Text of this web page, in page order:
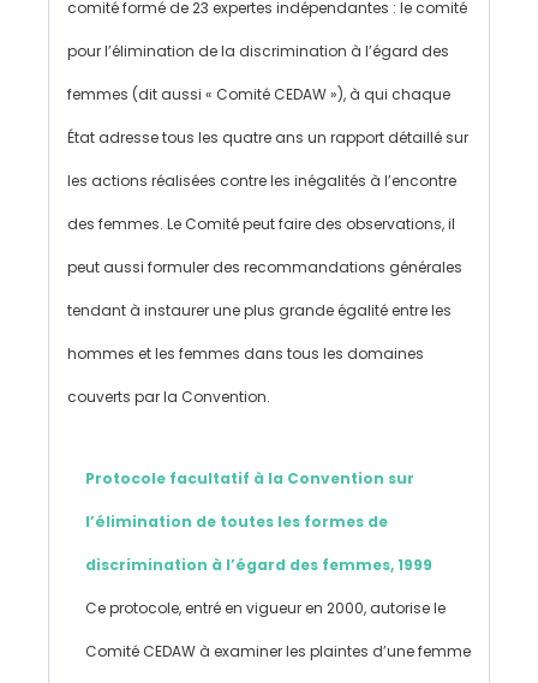
comité formé de 23 expertes indépendantes : le comité
pour l’élimination de la discrimination à l’égard des
femmes (dit aussi « Comité CEDAW »), à qui chaque
État adresse tous les quatre ans un rapport détaillé sur
les actions réalisées contre les inégalités à l’encontre
des femmes. Le Comité peut faire des observations, il
peut aussi formuler des recommandations générales
tendant à instaurer une plus grande égalité entre les
hommes et les femmes dans tous les domaines
couverts par la Convention.
Protocole facultatif à la Convention sur
l’élimination de toutes les formes de
discrimination à l’égard des femmes, 1999
Ce protocole, entré en vigueur en 2000, autorise le
Comité CEDAW à examiner les plaintes d’une femme